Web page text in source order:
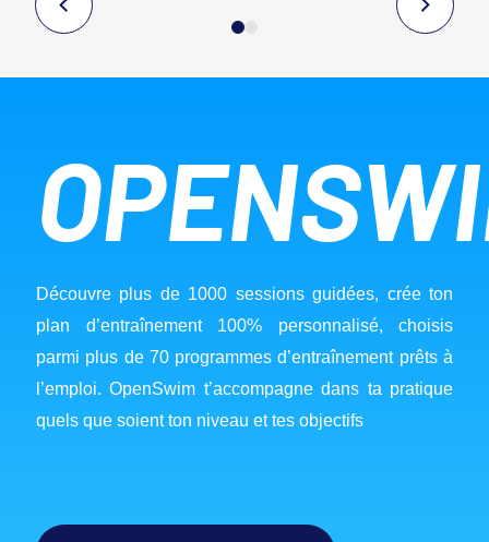
Découvre plus de 1000 sessions guidées, crée ton
plan d’entraînement 100% personnalisé, choisis
parmi plus de 70 programmes d’entraînement prêts à
l’emploi. OpenSwim t’accompagne dans ta pratique
quels que soient ton niveau et tes objectifs